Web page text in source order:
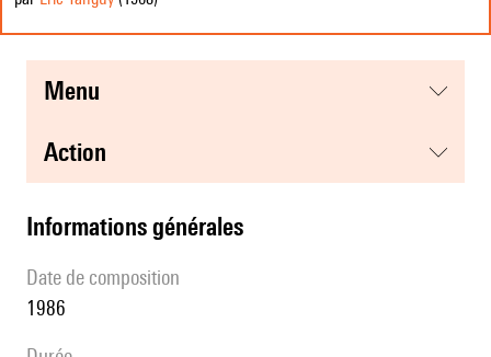
menu
action
informations générales
date de composition
1986